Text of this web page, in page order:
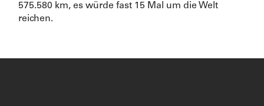
575.580 km, es würde fast 15 Mal um die Welt
reichen.